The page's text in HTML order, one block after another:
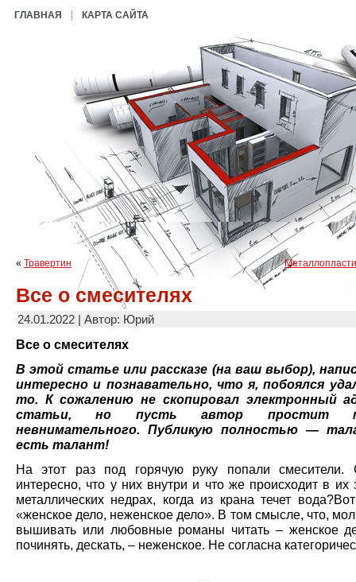
ГЛАВНАЯ КАРТА САЙТА
« Травертин
Все о смесителях
24.01.2022 | Автор: Юрий
Все о смесителях
В этой статье или рассказе (на ваш выбор),
интересно и познавательно, что я, побоялся
то. К сожалению не скопировал электронный
статьи, но пусть автор простит
невнимательного. Публикую полностью —
есть талант!
На этот раз под горячую руку попали смесители.
интересно, что у них внутри и что же происходит в их
металлических недрах, когда из крана течет
«женское дело, неженское дело». В том смысле, что,
вышивать или любовные романы читать – женское
починять, дескать, – неженское. Не согласна